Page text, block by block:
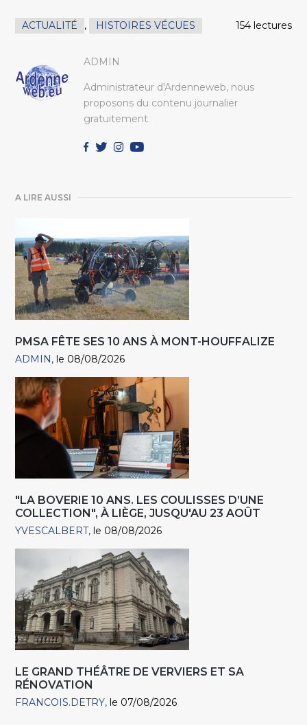
ACTUALITÉ , HISTOIRES VÉCUES 154 lectures
ADMIN
Administrateur d'Ardenneweb, nous
proposons du contenu journalier
gratuitement.
A LIRE AUSSI
PMSA FÊTE SES 10 ANS À MONT-HOUFFALIZE
ADMIN le 08/08/2026
"LA BOVERIE 10 ANS. LES COULISSES D’UNE
COLLECTION", À LIÈGE, JUSQU'AU 23 AOÛT
YVESCALBERT le 08/08/2026
LE GRAND THÉÂTRE DE VERVIERS ET SA
RÉNOVATION
FRANCOIS.DETRY le 07/08/2026